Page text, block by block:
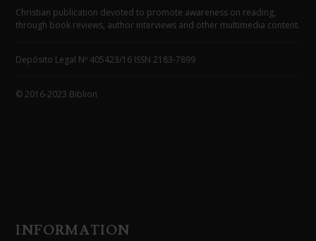
Christian publication devoted to promote awareness on reading,
through book reviews, author interviews and other multimedia content.
Depósito Legal Nº 405423/16 ISSN 2183-7899
© 2016-2023 Biblion
INFORMATION